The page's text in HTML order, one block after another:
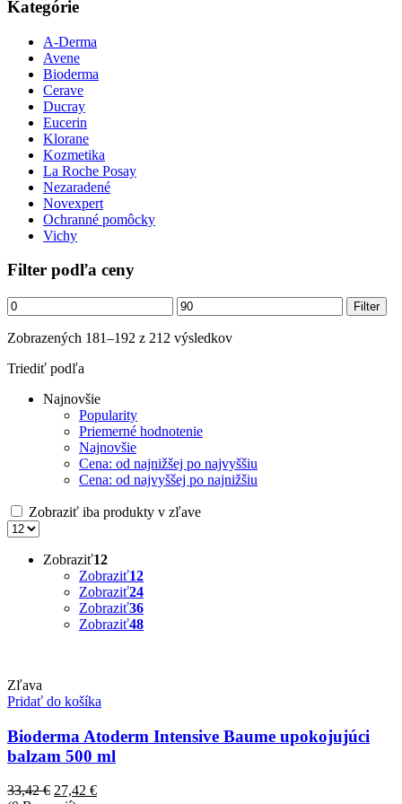
Kategórie
A-Derma
Avene
Bioderma
Cerave
Ducray
Eucerin
Klorane
Kozmetika
La Roche Posay
Nezaradené
Novexpert
Ochranné pomôcky
Vichy
Filter podľa ceny
Minimálna
cena
Maximálna
cena
Filter
Zobrazených 181–192 z 212 výsledkovZoradené
Triediť podľa
Najnovšie
Popularity
Priemerné hodnotenie
Najnovšie
Cena: od najnižšej po najvyššiu
Cena: od najvyššej po najnižšiu
Zobraziť iba produkty v zľave
Zobraziť12
Zobraziť12
Zobraziť24
Zobraziť36
Zobraziť48
Zľava
Pridať do košíka
Bioderma Atoderm Intensive Baume upokojujúci
balzam 500 ml
33,42€ Pôvodná
27,42 €Aktuálna